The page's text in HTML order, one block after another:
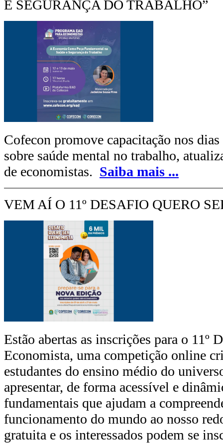
E SEGURANÇA DO TRABALHO”
Cofecon promove capacitação nos
sobre saúde mental no trabalho,
de economistas. Saiba mais ...
VEM AÍ O 11º DESAFIO QUERO
Estão abertas as inscrições para o 11º
Economista, uma competição online
estudantes do ensino médio do
apresentar, de forma acessível e
fundamentais que ajudam a
funcionamento do mundo ao nosso
gratuita e os interessados podem se